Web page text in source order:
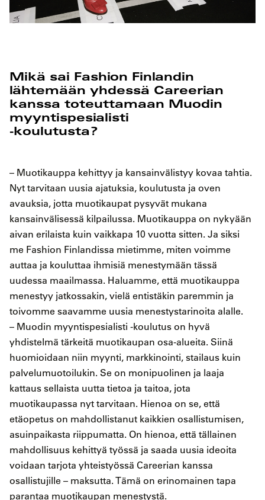
Mikä sai Fashion Finlandin
lähtemään yhdessä Careerian
kanssa toteuttamaan Muodin
myyntispesialisti
-koulutusta?
– Muotikauppa kehittyy ja kansainvälistyy kovaa tahtia.
Nyt tarvitaan uusia ajatuksia, koulutusta ja oven
avauksia, jotta muotikaupat pysyvät mukana
kansainvälisessä kilpailussa. Muotikauppa on nykyään
aivan erilaista kuin vaikkapa 10 vuotta sitten. Ja siksi
me Fashion Finlandissa mietimme, miten voimme
auttaa ja kouluttaa ihmisiä menestymään tässä
uudessa maailmassa. Haluamme, että muotikauppa
menestyy jatkossakin, vielä entistäkin paremmin ja
toivomme saavamme uusia menestystarinoita alalle.
– Muodin myyntispesialisti -koulutus on hyvä
yhdistelmä tärkeitä muotikaupan osa-alueita. Siinä
huomioidaan niin myynti, markkinointi, stailaus kuin
palvelumuotoilukin. Se on monipuolinen ja laaja
kattaus sellaista uutta tietoa ja taitoa, jota
muotikaupassa nyt tarvitaan. Hienoa on se, että
etäopetus on mahdollistanut kaikkien osallistumisen,
asuinpaikasta riippumatta. On hienoa, että tällainen
mahdollisuus kehittyä työssä ja saada uusia ideoita
voidaan tarjota yhteistyössä Careerian kanssa
osallistujille – maksutta. Tämä on erinomainen tapa
parantaa muotikaupan menestystä.